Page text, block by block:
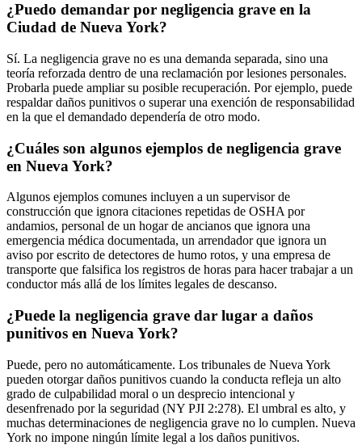
¿Puedo demandar por negligencia grave en la
Ciudad de Nueva York?
Sí. La negligencia grave no es una demanda separada, sino una
teoría reforzada dentro de una reclamación por lesiones personales.
Probarla puede ampliar su posible recuperación. Por ejemplo, puede
respaldar daños punitivos o superar una exención de responsabilidad
en la que el demandado dependería de otro modo.
¿Cuáles son algunos ejemplos de negligencia grave
en Nueva York?
Algunos ejemplos comunes incluyen a un supervisor de
construcción que ignora citaciones repetidas de OSHA por
andamios, personal de un hogar de ancianos que ignora una
emergencia médica documentada, un arrendador que ignora un
aviso por escrito de detectores de humo rotos, y una empresa de
transporte que falsifica los registros de horas para hacer trabajar a un
conductor más allá de los límites legales de descanso.
¿Puede la negligencia grave dar lugar a daños
punitivos en Nueva York?
Puede, pero no automáticamente. Los tribunales de Nueva York
pueden otorgar daños punitivos cuando la conducta refleja un alto
grado de culpabilidad moral o un desprecio intencional y
desenfrenado por la seguridad (NY PJI 2:278). El umbral es alto, y
muchas determinaciones de negligencia grave no lo cumplen. Nueva
York no impone ningún límite legal a los daños punitivos.